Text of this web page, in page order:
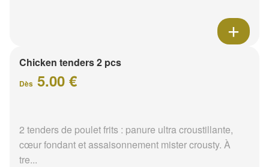
Chicken tenders 2 pcs
Dès 5.00 €
2 tenders de poulet frits : panure ultra croustillante,
cœur fondant et assaisonnement mister crousty. À
tre...